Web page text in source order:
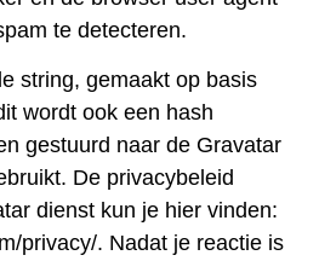
te detecteren.
string, gemaakt op basis
wordt ook een hash
gestuurd naar de Gravatar
De privacybeleid
dienst kun je hier vinden:
privacy/. Nadat je reactie is